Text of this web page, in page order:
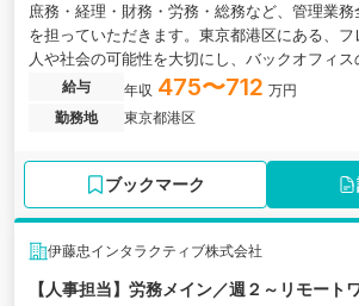
庶務・経理・財務・労務・総務など、管理業
を担っていただきます。東京都港区にある、フ
人や社会の可能性を大切にし、バックオフィ
る大手税理士法人グループのベンチャー企業の
給与 年収 475〜712 万円
勤務地
東京都港区
ブックマーク
伊藤忠インタラクティブ株式会社
【人事担当】労務メイン／週２～リモート